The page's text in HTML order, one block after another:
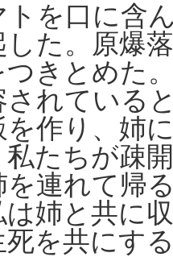
トを口に含
した。原爆
きとめた
されている
を作り、姉
私たちが疎
を連れて帰
は姉と共に
死を共にす